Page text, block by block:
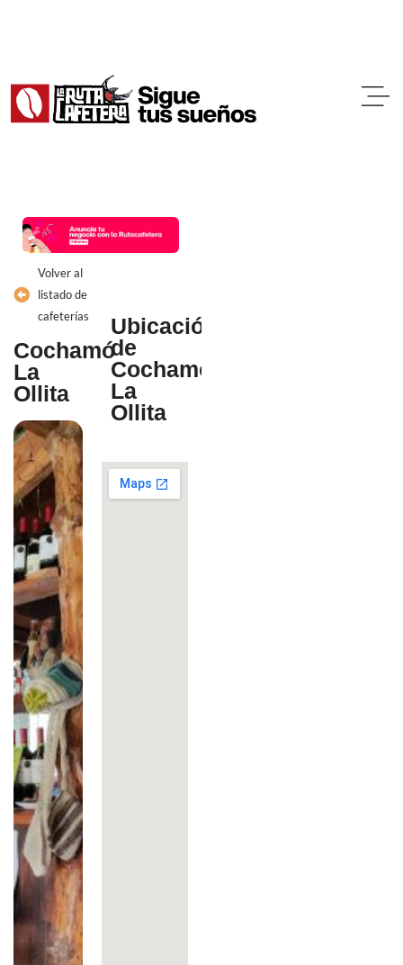
Volver al
listado de
cafeterías
Cochamó
La
Ollita
Ubicación
de
Cochamó
La
Ollita